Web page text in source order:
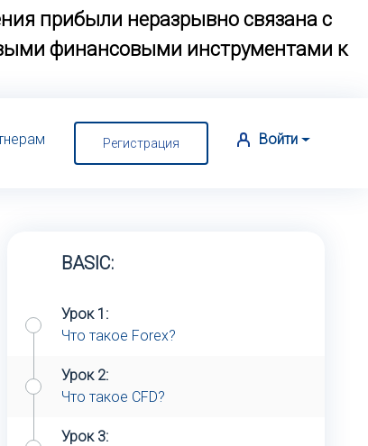
прибыли неразрывно связана с
финансовыми инструментами к
Регистрация Войти
BASIC:
Урок 1:
Что такое Forex?
Урок 2:
Что такое CFD?
Урок 3: